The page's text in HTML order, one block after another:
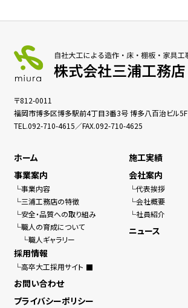
〒812-0011
福岡市博多区博多駅前4丁目3番3号 博多八百治ビル5F
TEL.092-710-4615／FAX.092-710-4625
ホーム
事業案内
事業内容
三浦工務店の特徴
安全・品質への取り組み
職人の育成について
職人ギャラリー
施工実績
会社案内
代表挨拶
会社概要
社員紹介
ニュース
採用情報
高卒大工採用サイト
お問い合わせ
プライバシーポリシー